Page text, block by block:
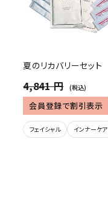
夏のリカバリーセット
4,841 円 (税込)
会員登録で割引表示
フェイシャル インナーケア